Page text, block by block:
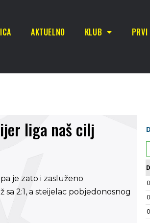
AKTUELNO KLUB
liga naš cilj
je zato i zasluženo
sa 2:1, a steijelac pobjedonosnog